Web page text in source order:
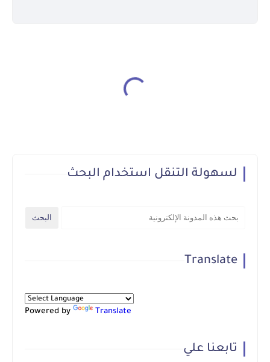
لسهولة التنقل استخدام البحث
Translate
Powered by Translate
تابعنا علي